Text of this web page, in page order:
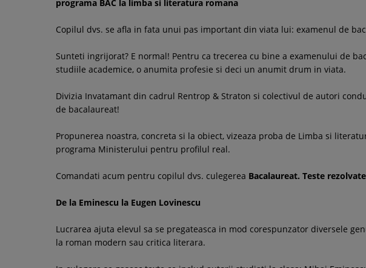
programa BAC la limba si literatura romana
Copilul dvs. se afla in fata unui pas important din viata lui: examenul de
Sunteti ingrijorat? E normal! Pentru ca trecerea cu bine a examenului de
studiile academice, o anumita profesie si deci un anumit drum in viata.
Divizia Invatamant din cadrul Rentrop & Straton si colectivul de autori
de bacalaureat!
Propunerea noastra, concreta si la obiect, vizeaza proba de Limba si
programa Ministerului pentru profilul real.
Comandati acum pentru copilul dvs. culegerea Bacalaureat. Teste
De la Eminescu la Eugen Lovinescu
Lucrarea ajuta elevul sa se pregateasca in mod corespunzator diversele
la roman modern sau critica literara.